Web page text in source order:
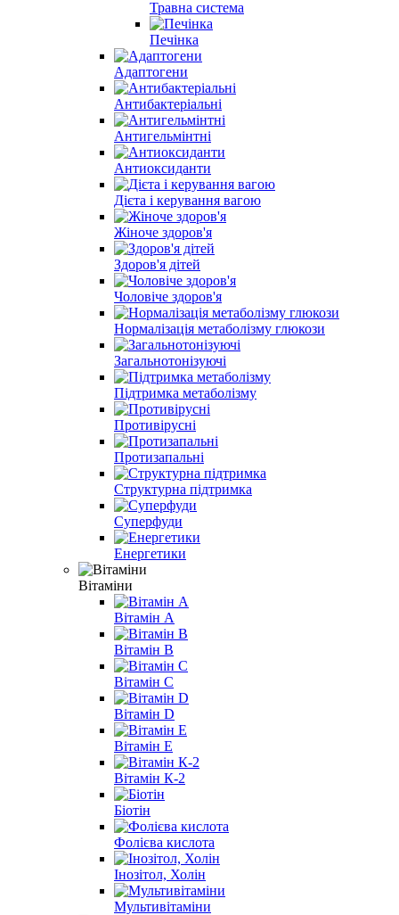
Травна система
Печінка
Адаптогени
Антибактеріальні
Антигельмінтні
Антиоксиданти
Дієта і керування вагою
Жіноче здоров'я
Здоров'я дітей
Чоловіче здоров'я
Нормалізація метаболізму глюкози
Загальнотонізуючі
Підтримка метаболізму
Противірусні
Протизапальні
Структурна підтримка
Суперфуди
Енергетики
Вітаміни
Вітамін A
Вітамін B
Вітамін С
Вітамін D
Вітамін E
Вітамін К-2
Біотін
Фолієва кислота
Інозітол, Холін
Мультивітаміни